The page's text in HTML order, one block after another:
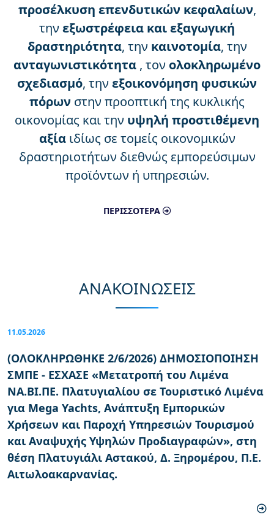
προσέλκυση επενδυτικών κεφαλαίων,
τηνεξωστρέφεια και εξαγωγική
δραστηριότητα, την καινοτομία, την
ανταγωνιστικότητα , τον ολοκληρωμένο
σχεδιασμό, τηνεξοικονόμηση φυσικών
πόρων στην προοπτική της κυκλικής
οικονομίας και την υψηλή προστιθέμενη
αξίαιδίως σε τομείς οικονομικών
δραστηριοτήτων διεθνώς εμπορεύσιμων
προϊόντων ή υπηρεσιών.
ΠΕΡΙΣΣΟΤΕΡΑ
ΑΝΑΚΟΙΝΩΣΕΙΣ
11.05.2026
(ΟΛΟΚΛΗΡΩΘΗΚΕ 2/6/2026) ΔΗΜΟΣΙΟΠΟΙΗΣΗ
ΣΜΠΕ - ΕΣΧΑΣΕ «Μετατροπή του Λιμένα
ΝΑ.ΒΙ.ΠΕ. Πλατυγιαλίου σε Τουριστικό Λιμένα
για Mega Yachts, Ανάπτυξη Εμπορικών
Χρήσεων και Παροχή Υπηρεσιών Τουρισμού
και Αναψυχής Υψηλών Προδιαγραφών», στη
θέση Πλατυγιάλι Αστακού, Δ. Ξηρομέρου, Π.Ε.
Αιτωλοακαρνανίας.